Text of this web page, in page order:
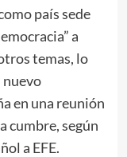
país sede
a
temas, lo
nuevo
en una reunión
cumbre, según
a EFE.